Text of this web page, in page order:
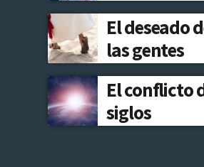
El deseado
las gentes
El conflicto
siglos